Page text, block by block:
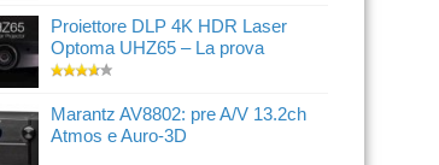
Proiettore DLP 4K HDR Laser
Optoma UHZ65 – La prova
Marantz AV8802: pre A/V 13.2ch
Atmos e Auro-3D